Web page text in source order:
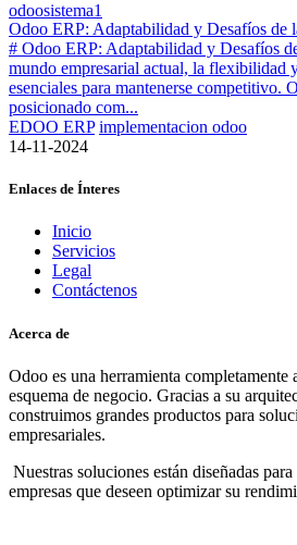
odoosistema1
Odoo ERP: Adaptabilidad y Desafíos de
# Odoo ERP: Adaptabilidad y Desafíos
mundo empresarial actual, la flexibilidad
esenciales para mantenerse competitivo.
posicionado com...
EDOO ERP implementacion odoo
14-11-2024
Enlaces de Ínteres
Inicio
Servicios
Legal
Contáctenos
Acerca de
Odoo es una herramienta completamente
esquema de negocio. Gracias a su
construimos grandes productos para
empresariales.
Nuestras soluciones están diseñadas
empresas que deseen optimizar su